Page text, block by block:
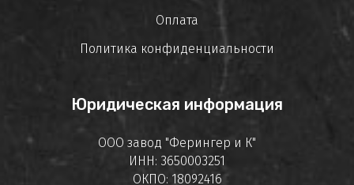
Оплата
Политика конфиденциальности
Юридическая информация
ООО завод "Ферингер и К"
ИНН: 3650003251
ОКПО: 18092416